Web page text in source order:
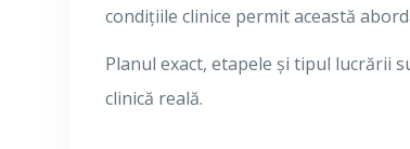
condițiile clinice permit această
Planul exact, etapele și tipul lucrării
clinică reală.